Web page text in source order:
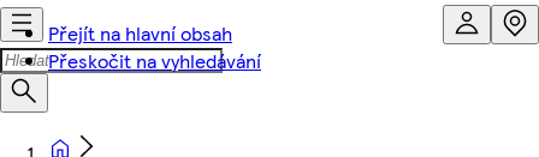
Přejít na hlavní obsah
Přeskočit na vyhledávání